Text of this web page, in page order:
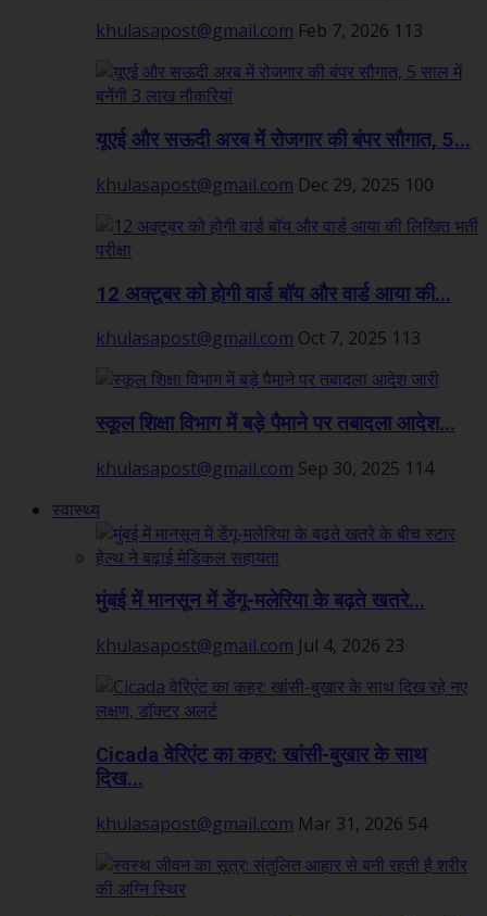
khulasapost@gmail.com Feb 7, 2026 113
यूएई और सऊदी अरब में रोजगार की बंपर सौगात, 5...
khulasapost@gmail.com Dec 29, 2025 100
12 अक्टूबर को होगी वार्ड बॉय और वार्ड आया की...
khulasapost@gmail.com Oct 7, 2025 113
स्कूल शिक्षा विभाग में बड़े पैमाने पर तबादला आदेश...
khulasapost@gmail.com Sep 30, 2025 114
स्वास्थ्य
मुंबई में मानसून में डेंगू-मलेरिया के बढ़ते खतरे...
khulasapost@gmail.com Jul 4, 2026 23
Cicada वेरिएंट का कहर: खांसी-बुखार के साथ
दिख...
khulasapost@gmail.com Mar 31, 2026 54